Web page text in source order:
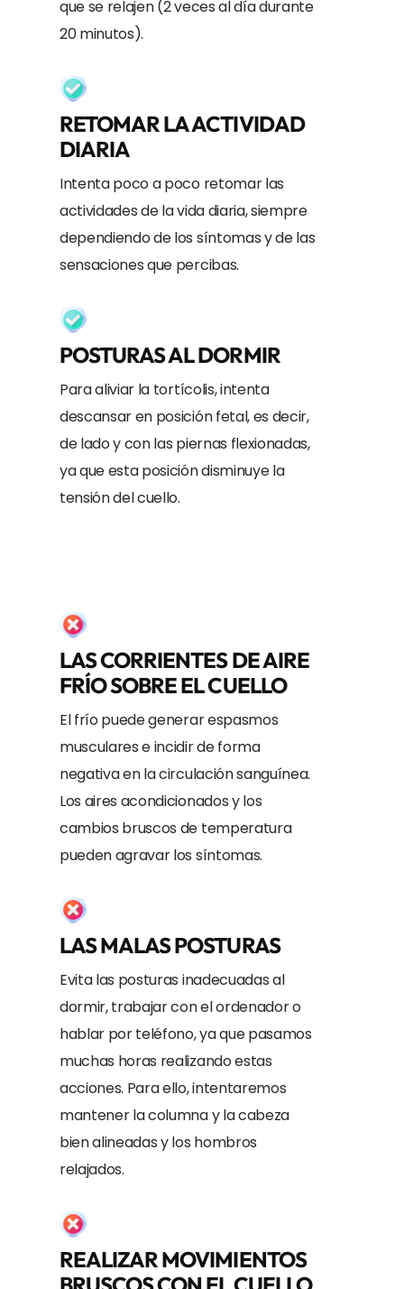
que se relajen (2 veces al día durante
20 minutos).
RETOMAR LA ACTIVIDAD
DIARIA
Intenta poco a poco retomar las
actividades de la vida diaria, siempre
dependiendo de los síntomas y de las
sensaciones que percibas.
POSTURAS AL DORMIR
Para aliviar la tortícolis, intenta
descansar en posición fetal, es decir,
de lado y con las piernas flexionadas,
ya que esta posición disminuye la
tensión del cuello.
LAS CORRIENTES DE AIRE
FRÍO SOBRE EL CUELLO
El frío puede generar espasmos
musculares e incidir de forma
negativa en la circulación sanguínea.
Los aires acondicionados y los
cambios bruscos de temperatura
pueden agravar los síntomas.
LAS MALAS POSTURAS
Evita las posturas inadecuadas al
dormir, trabajar con el ordenador o
hablar por teléfono, ya que pasamos
muchas horas realizando estas
acciones. Para ello, intentaremos
mantener la columna y la cabeza
bien alineadas y los hombros
relajados.
REALIZAR MOVIMIENTOS